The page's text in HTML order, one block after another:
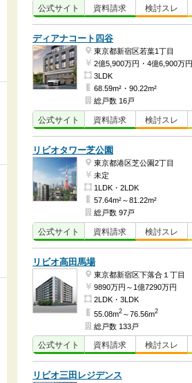
公式サイト 資料請求 検討スレ
ディアナコート四谷
東京都新宿区若葉1丁目
2億5,900万円・4億6,900万円
3LDK
68.59m²・90.22m²
総戸数 16戸
公式サイト 資料請求 検討スレ
リビオタワー芝公園
東京都港区芝公園2丁目
未定
1LDK・2LDK
57.64m²～81.22m²
総戸数 97戸
公式サイト 資料請求 検討スレ
リビオ高田馬場
東京都新宿区下落合１丁目
9890万円～1億7290万円
2LDK・3LDK
55.08m2 ～76.56m2
総戸数 133戸
公式サイト 資料請求 検討スレ
リビオ三田レジデンス